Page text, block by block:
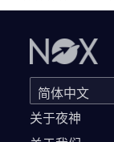
关于夜神